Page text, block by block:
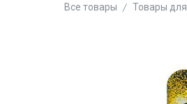
Все товары Товары